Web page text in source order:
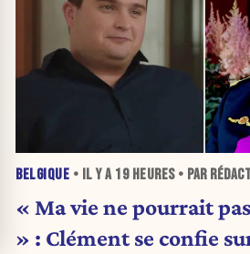
BELGIQUE • IL Y A 19 HEURES• PAR
« Ma vie ne pourrait
» : Clément se confie